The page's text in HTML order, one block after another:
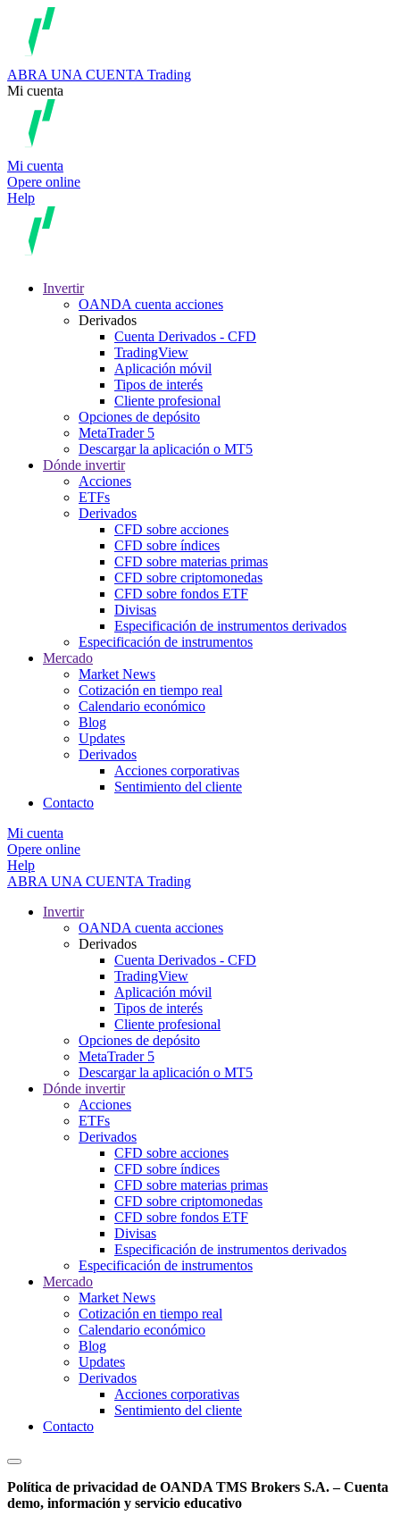
ABRA UNA CUENTA Trading
Mi cuenta
Mi cuenta
Opere online
Help
Invertir
OANDA cuenta acciones
Derivados
Cuenta Derivados - CFD
TradingView
Aplicación móvil
Tipos de interés
Cliente profesional
Opciones de depósito
MetaTrader 5
Descargar la aplicación o MT5
Dónde invertir
Acciones
ETFs
Derivados
CFD sobre acciones
CFD sobre índices
CFD sobre materias primas
CFD sobre criptomonedas
CFD sobre fondos ETF
Divisas
Especificación de instrumentos derivados
Especificación de instrumentos
Mercado
Market News
Cotización en tiempo real
Calendario económico
Blog
Updates
Derivados
Acciones corporativas
Sentimiento del cliente
Contacto
Mi cuenta
Opere online
Help
ABRA UNA CUENTA Trading
Invertir
OANDA cuenta acciones
Derivados
Cuenta Derivados - CFD
TradingView
Aplicación móvil
Tipos de interés
Cliente profesional
Opciones de depósito
MetaTrader 5
Descargar la aplicación o MT5
Dónde invertir
Acciones
ETFs
Derivados
CFD sobre acciones
CFD sobre índices
CFD sobre materias primas
CFD sobre criptomonedas
CFD sobre fondos ETF
Divisas
Especificación de instrumentos derivados
Especificación de instrumentos
Mercado
Market News
Cotización en tiempo real
Calendario económico
Blog
Updates
Derivados
Acciones corporativas
Sentimiento del cliente
Contacto
Política de privacidad de OANDA TMS Brokers S.A. – Cuenta
demo, información y servicio educativo